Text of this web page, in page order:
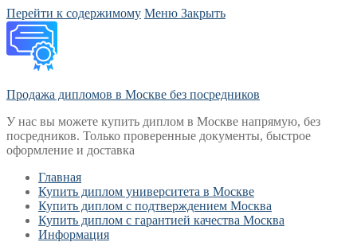
Перейти к содержимому Меню Закрыть
Продажа дипломов в Москве без посредников
У нас вы можете купить диплом в Москве напрямую, без
посредников. Только проверенные документы, быстрое
оформление и доставка
Главная
Купить диплом университета в Москве
Купить диплом с подтверждением Москва
Купить диплом с гарантией качества Москва
Информация